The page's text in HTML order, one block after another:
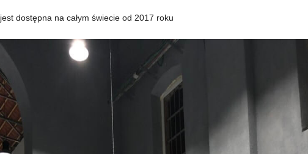
jest dostępna na całym świecie od 2017 roku